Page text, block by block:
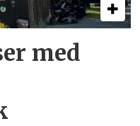
med